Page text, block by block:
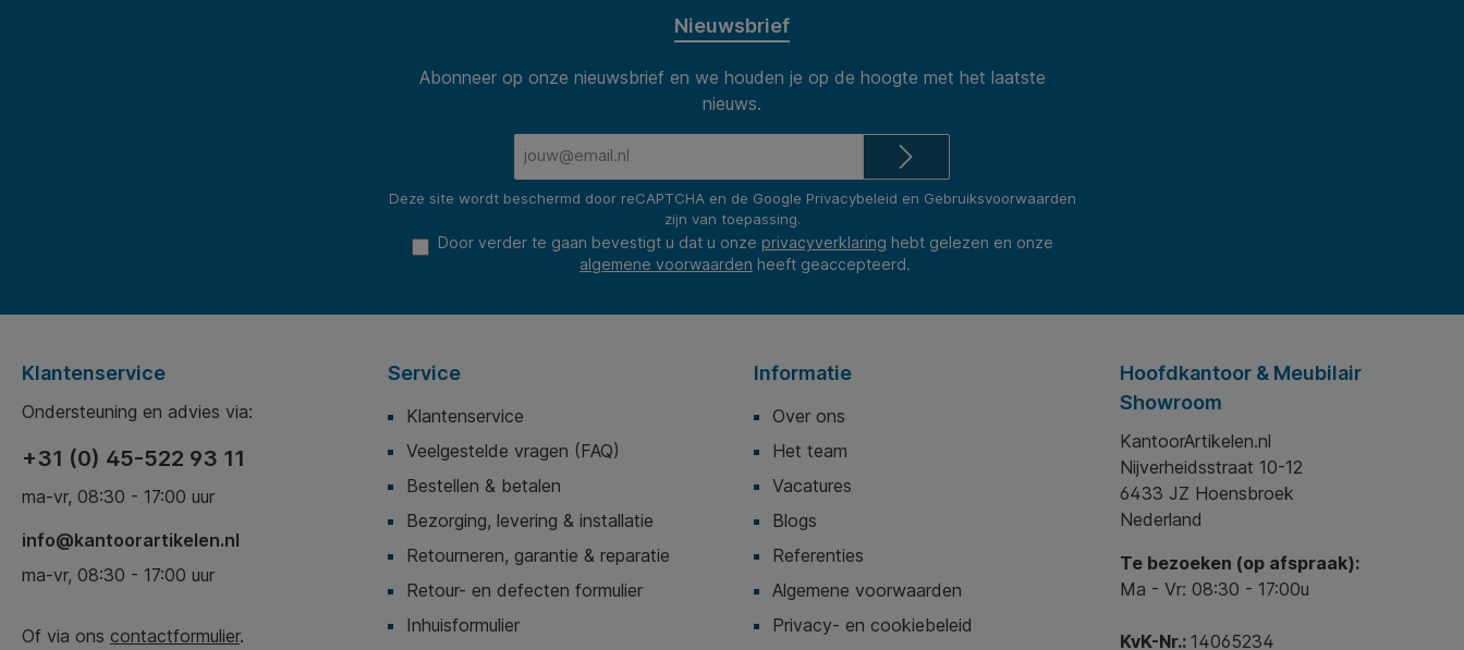
Nieuwsbrief
Abonneer op onze nieuwsbrief en we houden je op de hoogte met het laatste
nieuws.
Deze site wordt beschermd door reCAPTCHA en de Google Privacybeleid en Gebruiksvoorwaarden
zijn van toepassing.
Door verder te gaan bevestigt u dat u onze privacyverklaring hebt gelezen en onze
algemene voorwaarden heeft geaccepteerd.
Klantenservice
Ondersteuning en advies via:
+31 (0) 45-522 93 11
ma-vr, 08:30 - 17:00 uur
info@kantoorartikelen.nl
ma-vr, 08:30 - 17:00 uur
Of via ons contactformulier.
Service
Klantenservice
Veelgestelde vragen (FAQ)
Bestellen & betalen
Bezorging, levering & installatie
Retourneren, garantie & reparatie
Retour- en defecten formulier
Inhuisformulier
Informatie
Over ons
Het team
Vacatures
Blogs
Referenties
Algemene voorwaarden
Privacy- en cookiebeleid
Hoofdkantoor & Meubilair
Showroom
KantoorArtikelen.nl
Nijverheidsstraat 10-12
6433 JZ Hoensbroek
Nederland
Te bezoeken (op afspraak):
Ma - Vr: 08:30 - 17:00u
KvK-Nr.: 14065234